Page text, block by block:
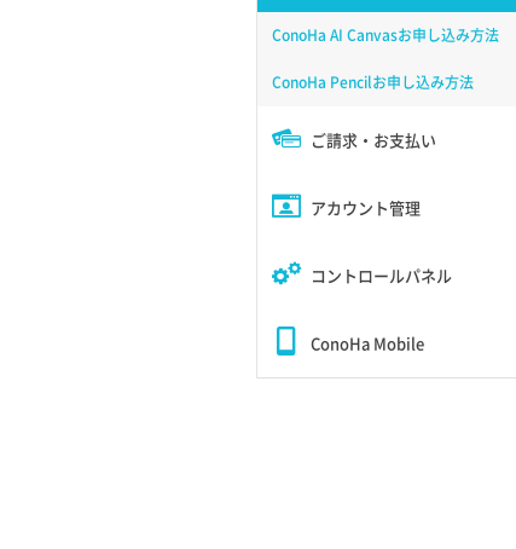
ConoHa AI Canvasお申し込み方法
ConoHa Pencilお申し込み方法
ご請求・お支払い
アカウント管理
コントロールパネル
ConoHa Mobile